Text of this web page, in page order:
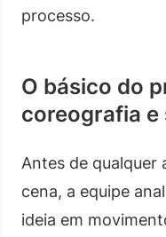
processo.
O básico do
coreografia e
Antes de qualquer
cena, a equipe
ideia em